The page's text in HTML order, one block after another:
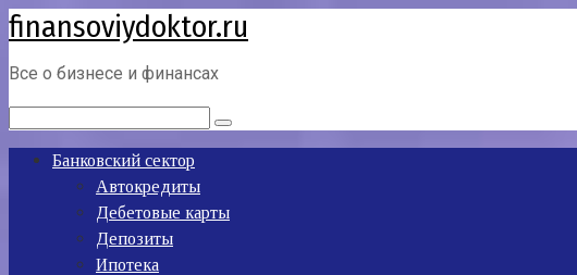
Перейти
к
контенту
finansoviydoktor.ru
Все о бизнесе и финансах
Банковский сектор
Автокредиты
Дебетовые карты
Депозиты
Ипотека